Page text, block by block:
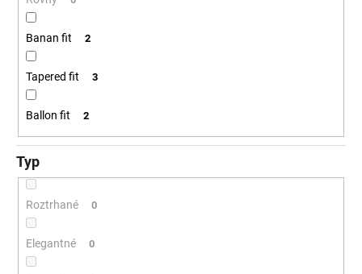
Banan fit 2
Tapered fit 3
Ballon fit 2
Typ
Roztrhané 0
Elegantné 0